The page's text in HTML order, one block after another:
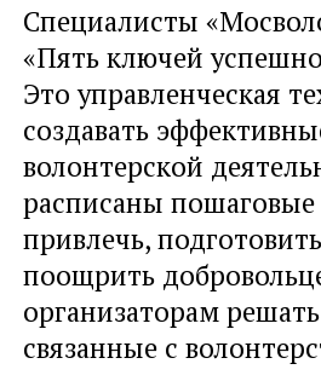
Специалисты
«Пять ключей
Это управленческая
создавать
волонтерской
расписаны
привлечь,
поощрить
организаторам
связанные с